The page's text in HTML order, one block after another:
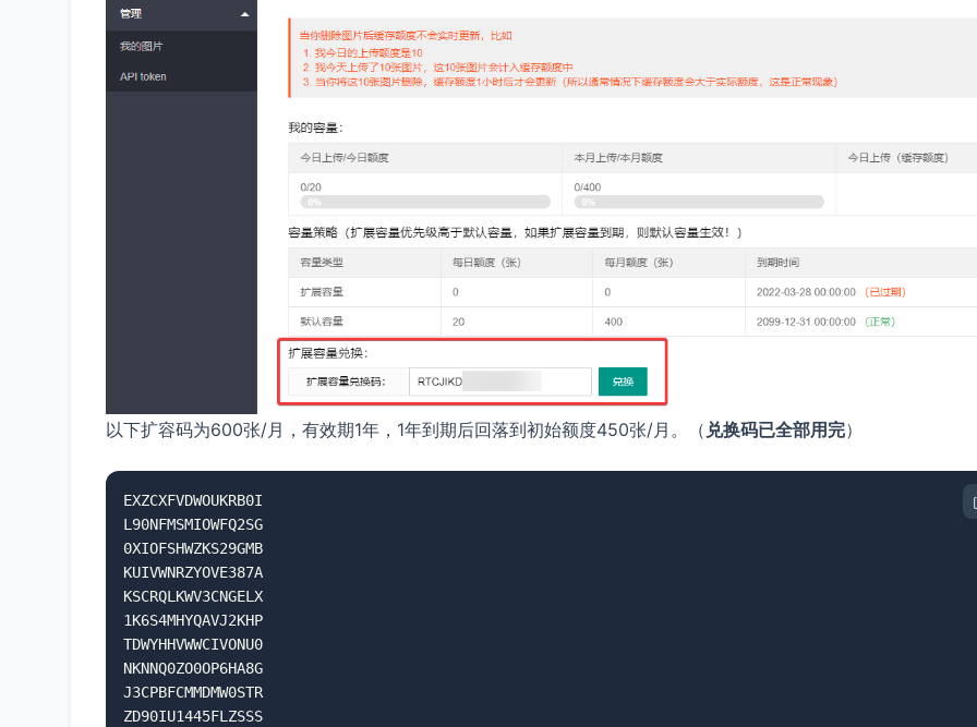
以下扩容码为600张/月，有效期1年，1年到期后回落到初始额度450张/月。（ 兑换码已全部用完）
EXZCXFVDWOUKRB0I
L90NFMSMIOWFQ2SG
0XIOFSHWZKS29GMB
KUIVWNRZYOVE387A
KSCRQLKWV3CNGELX
1K6S4MHYQAVJ2KHP
TDWYHHVWWCIVONU0
NKNNQ0ZO0OP6HA8G
J3CPBFCMMDMW0STR
ZD90IU1445FLZSSS